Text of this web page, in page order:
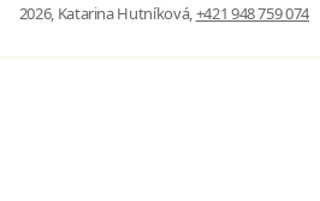
2026, Katarina Hutníková,+421 948 759 074